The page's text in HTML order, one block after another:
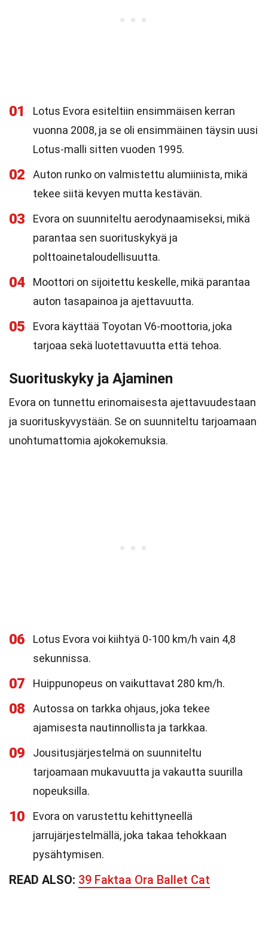
01
Lotus Evora esiteltiin ensimmäisen kerran
vuonna 2008, ja se oli ensimmäinen täysin uusi
Lotus-malli sitten vuoden 1995.
02
Auton runko on valmistettu alumiinista, mikä
tekee siitä kevyen mutta kestävän.
03
Evora on suunniteltu aerodynaamiseksi, mikä
parantaa sen suorituskykyä ja
polttoainetaloudellisuutta.
04
Moottori on sijoitettu keskelle, mikä parantaa
auton tasapainoa ja ajettavuutta.
05
Evora käyttää Toyotan V6-moottoria, joka
tarjoaa sekä luotettavuutta että tehoa.
Suorituskyky ja Ajaminen
Evora on tunnettu erinomaisesta ajettavuudestaan
ja suorituskyvystään. Se on suunniteltu tarjoamaan
unohtumattomia ajokokemuksia.
06
Lotus Evora voi kiihtyä 0-100 km/h vain 4,8
sekunnissa.
07 Huippunopeus on vaikuttavat 280 km/h.
08
Autossa on tarkka ohjaus, joka tekee
ajamisesta nautinnollista ja tarkkaa.
09
Jousitusjärjestelmä on suunniteltu
tarjoamaan mukavuutta ja vakautta suurilla
nopeuksilla.
10
Evora on varustettu kehittyneellä
jarrujärjestelmällä, joka takaa tehokkaan
pysähtymisen.
READ ALSO: 39 Faktaa Ora Ballet Cat